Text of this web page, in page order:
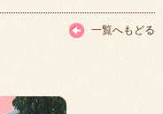
一覧へもどる